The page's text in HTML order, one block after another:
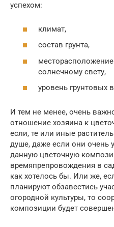
успехом:
климат,
состав грунта,
солнечному свету,
уровень грунтовых
И тем не менее, очень
отношение хозяина к
если, те или иные
душе, даже если они очень
данную цветочную
времяпрепровождения в
как хотелось бы. Или же,
планируют обзавестись
огородной культуры, то
композиции будет